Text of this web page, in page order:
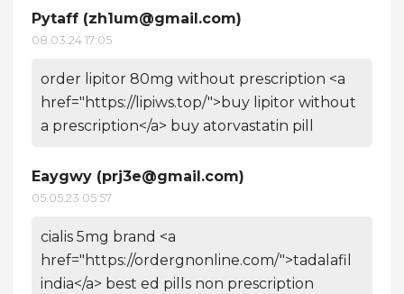
Pytaff (zh1um@gmail.com)
08.03.24 17:05
order lipitor 80mg without prescription <a
href="https://lipiws.top/">buy lipitor without
a prescription</a> buy atorvastatin pill
Eaygwy (prj3e@gmail.com)
05.05.23 05:57
cialis 5mg brand <a
href="https://ordergnonline.com/">tadalafil
india</a> best ed pills non prescription